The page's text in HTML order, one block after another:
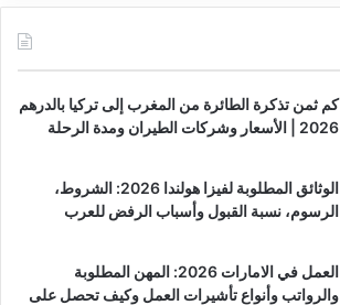
كم ثمن تذكرة الطائرة من المغرب إلى تركيا بالدرهم
2026 | الأسعار وشركات الطيران ومدة الرحلة
الوثائق المطلوبة لفيزا هولندا 2026: الشروط،
الرسوم، نسبة القبول وأسباب الرفض للعرب
العمل في الامارات 2026: المهن المطلوبة
والرواتب وأنواع تأشيرات العمل وكيف تحصل على